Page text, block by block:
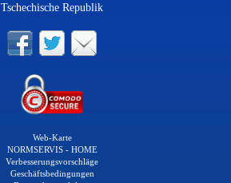
Tschechische Republik
Web-Karte
NORMSERVIS - HOME
Verbesserungsvorschläge
Geschäftsbedingungen